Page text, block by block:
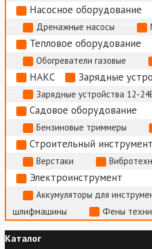
Насосное оборудование
Дренажные насосы
Тепловое оборудование
Обогреватели газовые
НАКС Зарядные
Зарядные устройства 12-
Садовое оборудование
Бензиновые триммеры
Строительный инструмент
Верстаки
Электроинструмент
Аккумуляторы для
шлифмашины
Фены
Каталог